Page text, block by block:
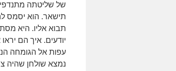
של שליטתה
תישאר. הוא יסמס
תבוא אליו. היא
יודעים. איך הם
עפות אל הגומחה
נמצא שולחן שהיה